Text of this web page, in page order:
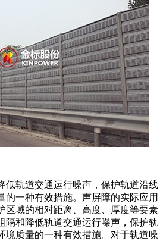
低轨道交通运行噪声，保护轨道沿线
的一种有效措施。声屏障的实际应用
区域的相对距离、高度、厚度等要素
隔和降低轨道交通运行噪声，保护轨
境质量的一种有效措施。对于轨道噪